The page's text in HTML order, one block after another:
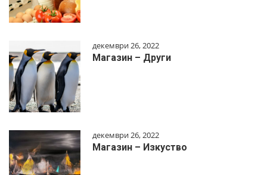
декември 26, 2022
Магазин – Други
декември 26, 2022
Магазин – Изкуство